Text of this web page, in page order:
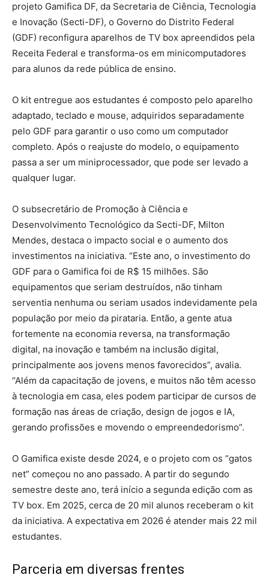
projeto Gamifica DF, da Secretaria de Ciência, Tecnologia
e Inovação (Secti-DF), o Governo do Distrito Federal
(GDF) reconfigura aparelhos de TV box apreendidos pela
Receita Federal e transforma-os em minicomputadores
para alunos da rede pública de ensino.
O kit entregue aos estudantes é composto pelo aparelho
adaptado, teclado e mouse, adquiridos separadamente
pelo GDF para garantir o uso como um computador
completo. Após o reajuste do modelo, o equipamento
passa a ser um miniprocessador, que pode ser levado a
qualquer lugar.
O subsecretário de Promoção à Ciência e
Desenvolvimento Tecnológico da Secti-DF, Milton
Mendes, destaca o impacto social e o aumento dos
investimentos na iniciativa. “Este ano, o investimento do
GDF para o Gamifica foi de R$ 15 milhões. São
equipamentos que seriam destruídos, não tinham
serventia nenhuma ou seriam usados indevidamente pela
população por meio da pirataria. Então, a gente atua
fortemente na economia reversa, na transformação
digital, na inovação e também na inclusão digital,
principalmente aos jovens menos favorecidos”, avalia.
“Além da capacitação de jovens, e muitos não têm acesso
à tecnologia em casa, eles podem participar de cursos de
formação nas áreas de criação, design de jogos e IA,
gerando profissões e movendo o empreendedorismo”.
O Gamifica existe desde 2024, e o projeto com os “gatos
net” começou no ano passado. A partir do segundo
semestre deste ano, terá início a segunda edição com as
TV box. Em 2025, cerca de 20 mil alunos receberam o kit
da iniciativa. A expectativa em 2026 é atender mais 22 mil
estudantes.
Parceria em diversas frentes